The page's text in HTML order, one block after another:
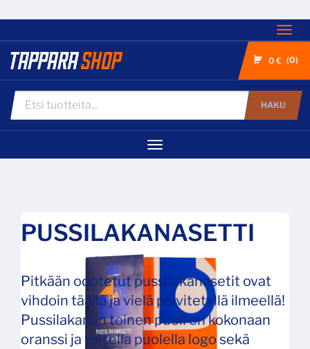
0 € 0
HAKU
Navigaatio
PUSSILAKANASETTI
Pitkään odotetut pussilakanasetit ovat
vihdoin täällä ja vielä päivitetyllä ilmeellä!
Pussilakanan toinen puoli on kokonaan
oranssi ja toisella puolella logo sekä